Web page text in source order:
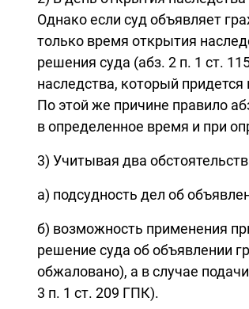
Однако если суд объявляет
только время открытия
решения суда (абз. 2 п. 1 ст.
наследства, который
По этой же причине правило
в определенное время и при
3) Учитывая два
а) подсудность дел об
б) возможность применения
решение суда об объявлении
обжаловано), а в случае
3 п. 1 ст. 209 ГПК).